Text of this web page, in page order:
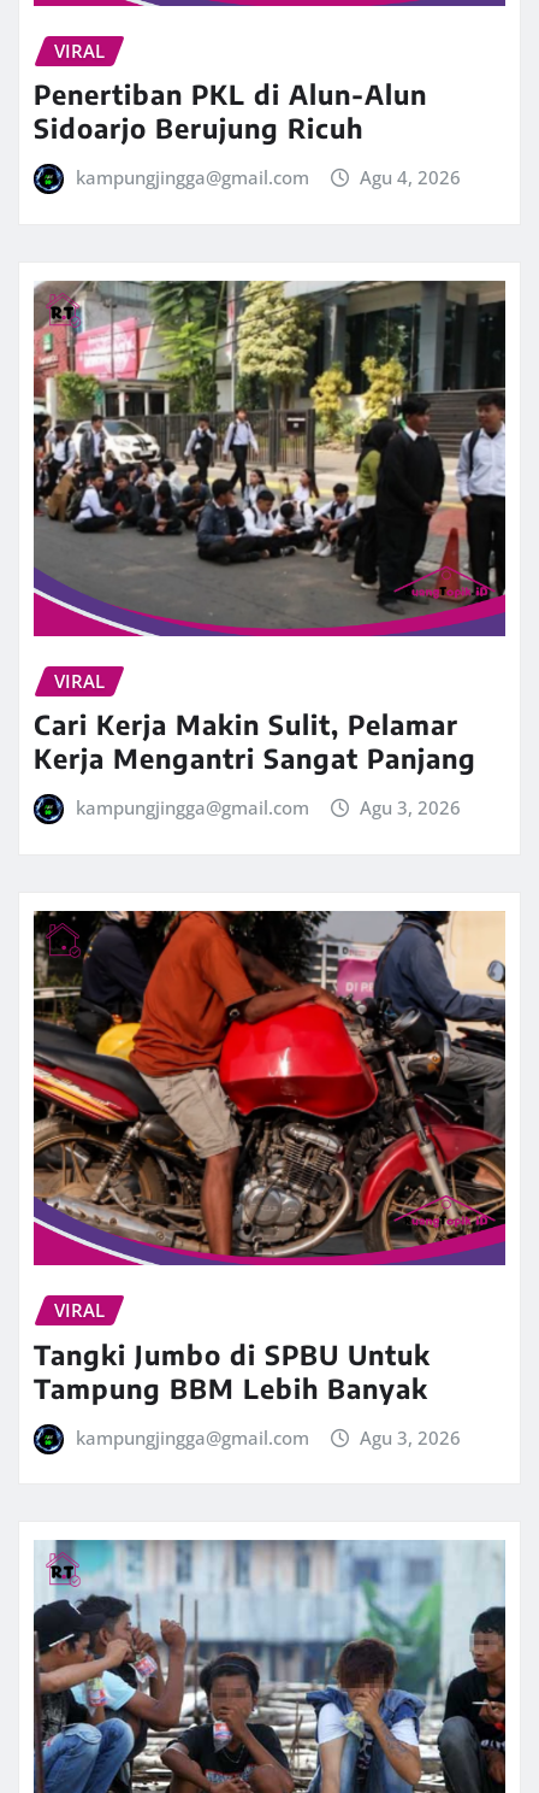
VIRAL
Penertiban PKL di Alun-Alun
Sidoarjo Berujung Ricuh
kampungjingga@gmail.com Agu 4, 2026
VIRAL
Cari Kerja Makin Sulit, Pelamar
Kerja Mengantri Sangat Panjang
kampungjingga@gmail.com Agu 3, 2026
VIRAL
Tangki Jumbo di SPBU Untuk
Tampung BBM Lebih Banyak
kampungjingga@gmail.com Agu 3, 2026